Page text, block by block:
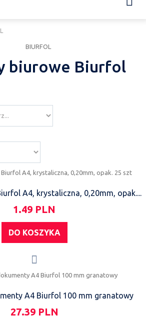
biurowe Biurfol
A4, krystaliczna, 0,20mm, opak....
1.49 PLN
DO KOSZYKA
A4 Biurfol 100 mm granatowy
27.39 PLN